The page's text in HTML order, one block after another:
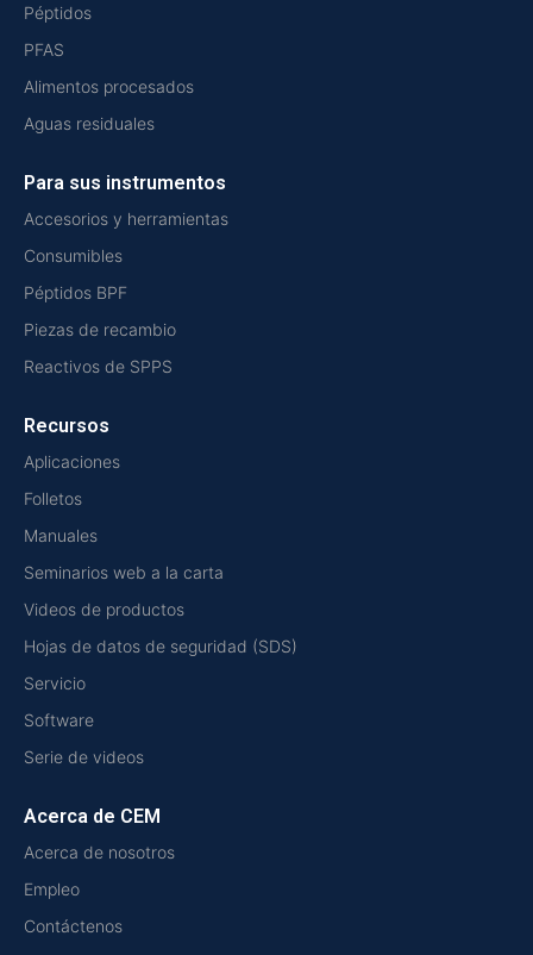
Péptidos
PFAS
Alimentos procesados
Aguas residuales
Para sus instrumentos
Accesorios y herramientas
Consumibles
Péptidos BPF
Piezas de recambio
Reactivos de SPPS
Recursos
Aplicaciones
Folletos
Manuales
Seminarios web a la carta
Videos de productos
Hojas de datos de seguridad (SDS)
Servicio
Software
Serie de videos
Acerca de CEM
Acerca de nosotros
Empleo
Contáctenos